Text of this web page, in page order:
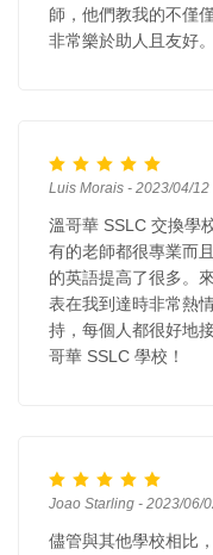
師，他們教我的不僅
非常樂於助人且友好
Luis Morais - 2023/04/12
溫哥華 SSLC 交換學
有的老師都很專業而
的英語提高了很多。
表在我到達時非常熱
持，每個人都很好地
哥華 SSLC 學校！
Joao Starling - 2023/06/
儘管與其他學校相比